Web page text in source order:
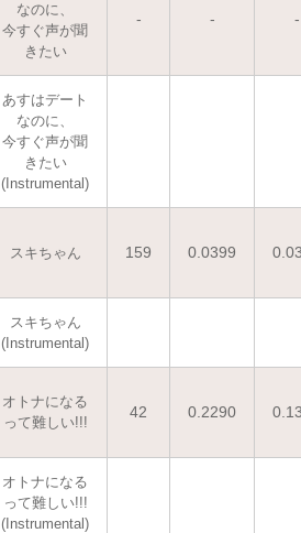
なのに、
今すぐ声が聞
きたい
- - -
あすはデート
なのに、
今すぐ声が聞
きたい
(Instrumental)
スキちゃん 159 0.0399
スキちゃん
(Instrumental)
オトナになる
って難しい!!!
42 0.2290
オトナになる
って難しい!!!
(Instrumental)